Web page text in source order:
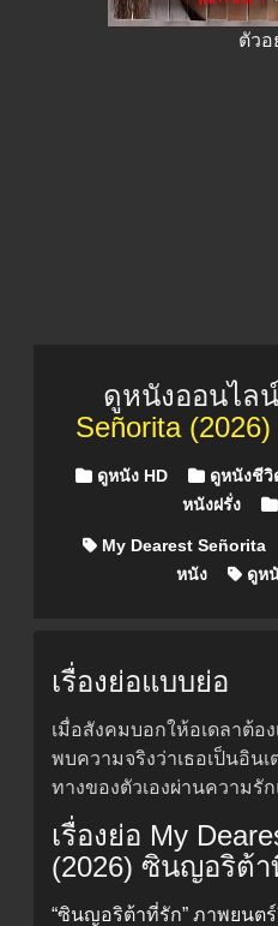
ตัวอ
ดูหนังออนไลน์
Señorita
Posted in
ดูหนัง HD ดูหนังชีวิ
หนังฝรั่ง
My Dearest Señorita
หนัง
ดูหนั
เรื่องย่อแบบย่อ
เมื่อสังคมบอกให้อเดลาต้อ
พบความจริงว่าเธอเป็นอินเ
ทางของตัวเองผ่านความรั
เรื่องย่อ My
(2026) ซินญอริต้า
“ซินญอริต้าที่รัก” ภาพยนตร์